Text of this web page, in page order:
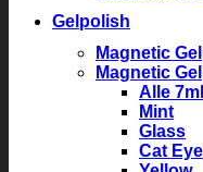
Gelpolish
Magnetic
Magnetic
Alle
Mint
Glass
Cat Eye